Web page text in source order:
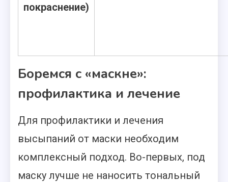
покраснение)
Боремся с «маскне»:
профилактика и лечение
Для профилактики и лечения
высыпаний от маски необходим
комплексный подход. Во-первых, под
маску лучше не наносить тональный